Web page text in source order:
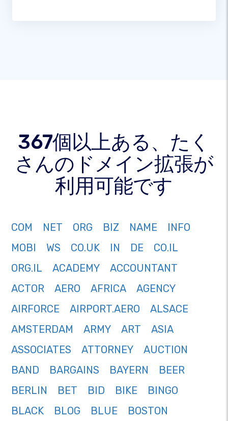
367個以上ある、たく
さんのドメイン拡張が
利用可能です
COM NET ORG BIZ NAME
INFO
MOBI
WS CO.UK IN DE
CO.IL
ORG.IL
ACADEMY
ACCOUNTANT
ACTOR
AERO AFRICA
AGENCY
AIRFORCE
AIRPORT.AERO
ALSACE
AMSTERDAM
ARMY ART
ASIA
ASSOCIATES
ATTORNEY
AUCTION
BAND
BARGAINS BAYERN
BEER
BERLIN
BET BID BIKE
BINGO
BLACK
BLOG BLUE
BOSTON